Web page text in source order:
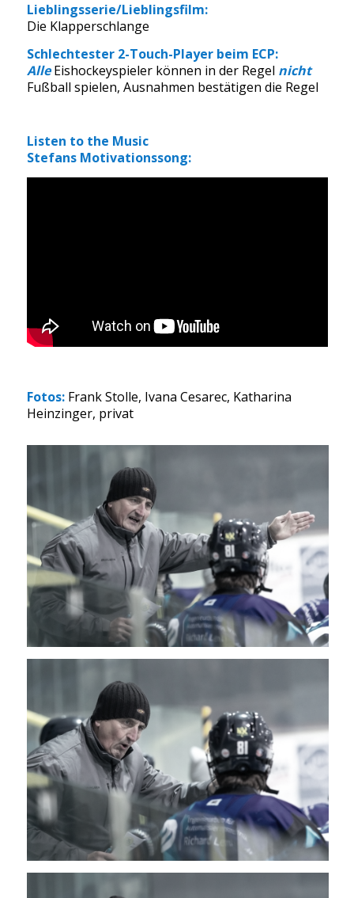
Lieblingsserie/Lieblingsfilm:
Die Klapperschlange
Schlechtester 2-Touch-Player beim ECP:
Alle Eishockeyspieler können in der Regel nicht
Fußball spielen, Ausnahmen bestätigen die Regel
Listen to the Music
Stefans Motivationssong:
Fotos:Frank Stolle, Ivana Cesarec, Katharina
Heinzinger, privat